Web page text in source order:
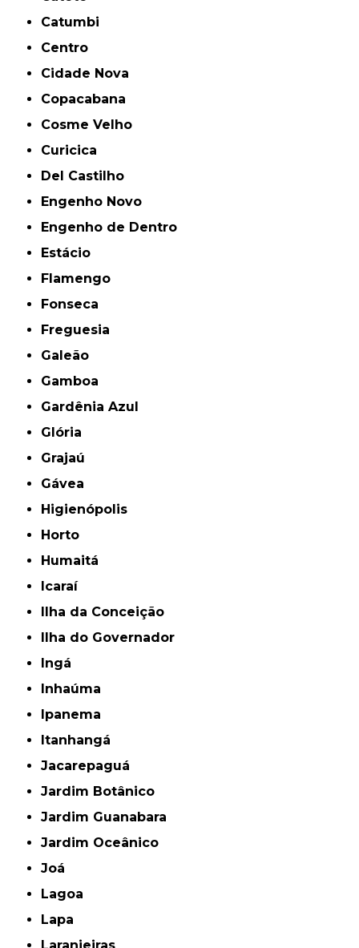
Catumbi
Centro
Cidade Nova
Copacabana
Cosme Velho
Curicica
Del Castilho
Engenho Novo
Engenho de Dentro
Estácio
Flamengo
Fonseca
Freguesia
Galeão
Gamboa
Gardênia Azul
Glória
Grajaú
Gávea
Higienópolis
Horto
Humaitá
Icaraí
Ilha da Conceição
Ilha do Governador
Ingá
Inhaúma
Ipanema
Itanhangá
Jacarepaguá
Jardim Botânico
Jardim Guanabara
Jardim Oceânico
Joá
Lagoa
Lapa